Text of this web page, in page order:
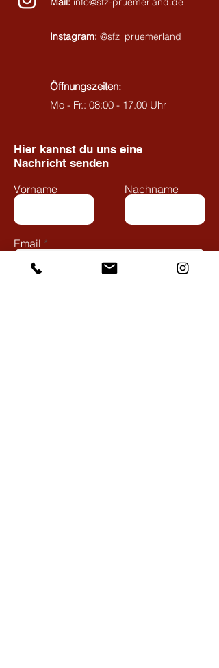
Instagram: @sfz_pruemerland
Öffnungszeiten:
Mo - Fr.: 08:00 - 17.00 Uhr
Hier kannst du uns eine
Nachricht senden
Vorname
Nachname
Email